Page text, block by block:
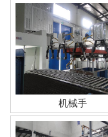
机械手